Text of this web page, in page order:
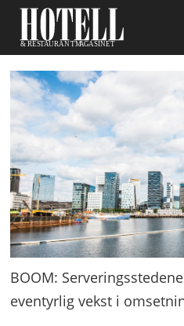
BOOM:
eventyrlig vekst i